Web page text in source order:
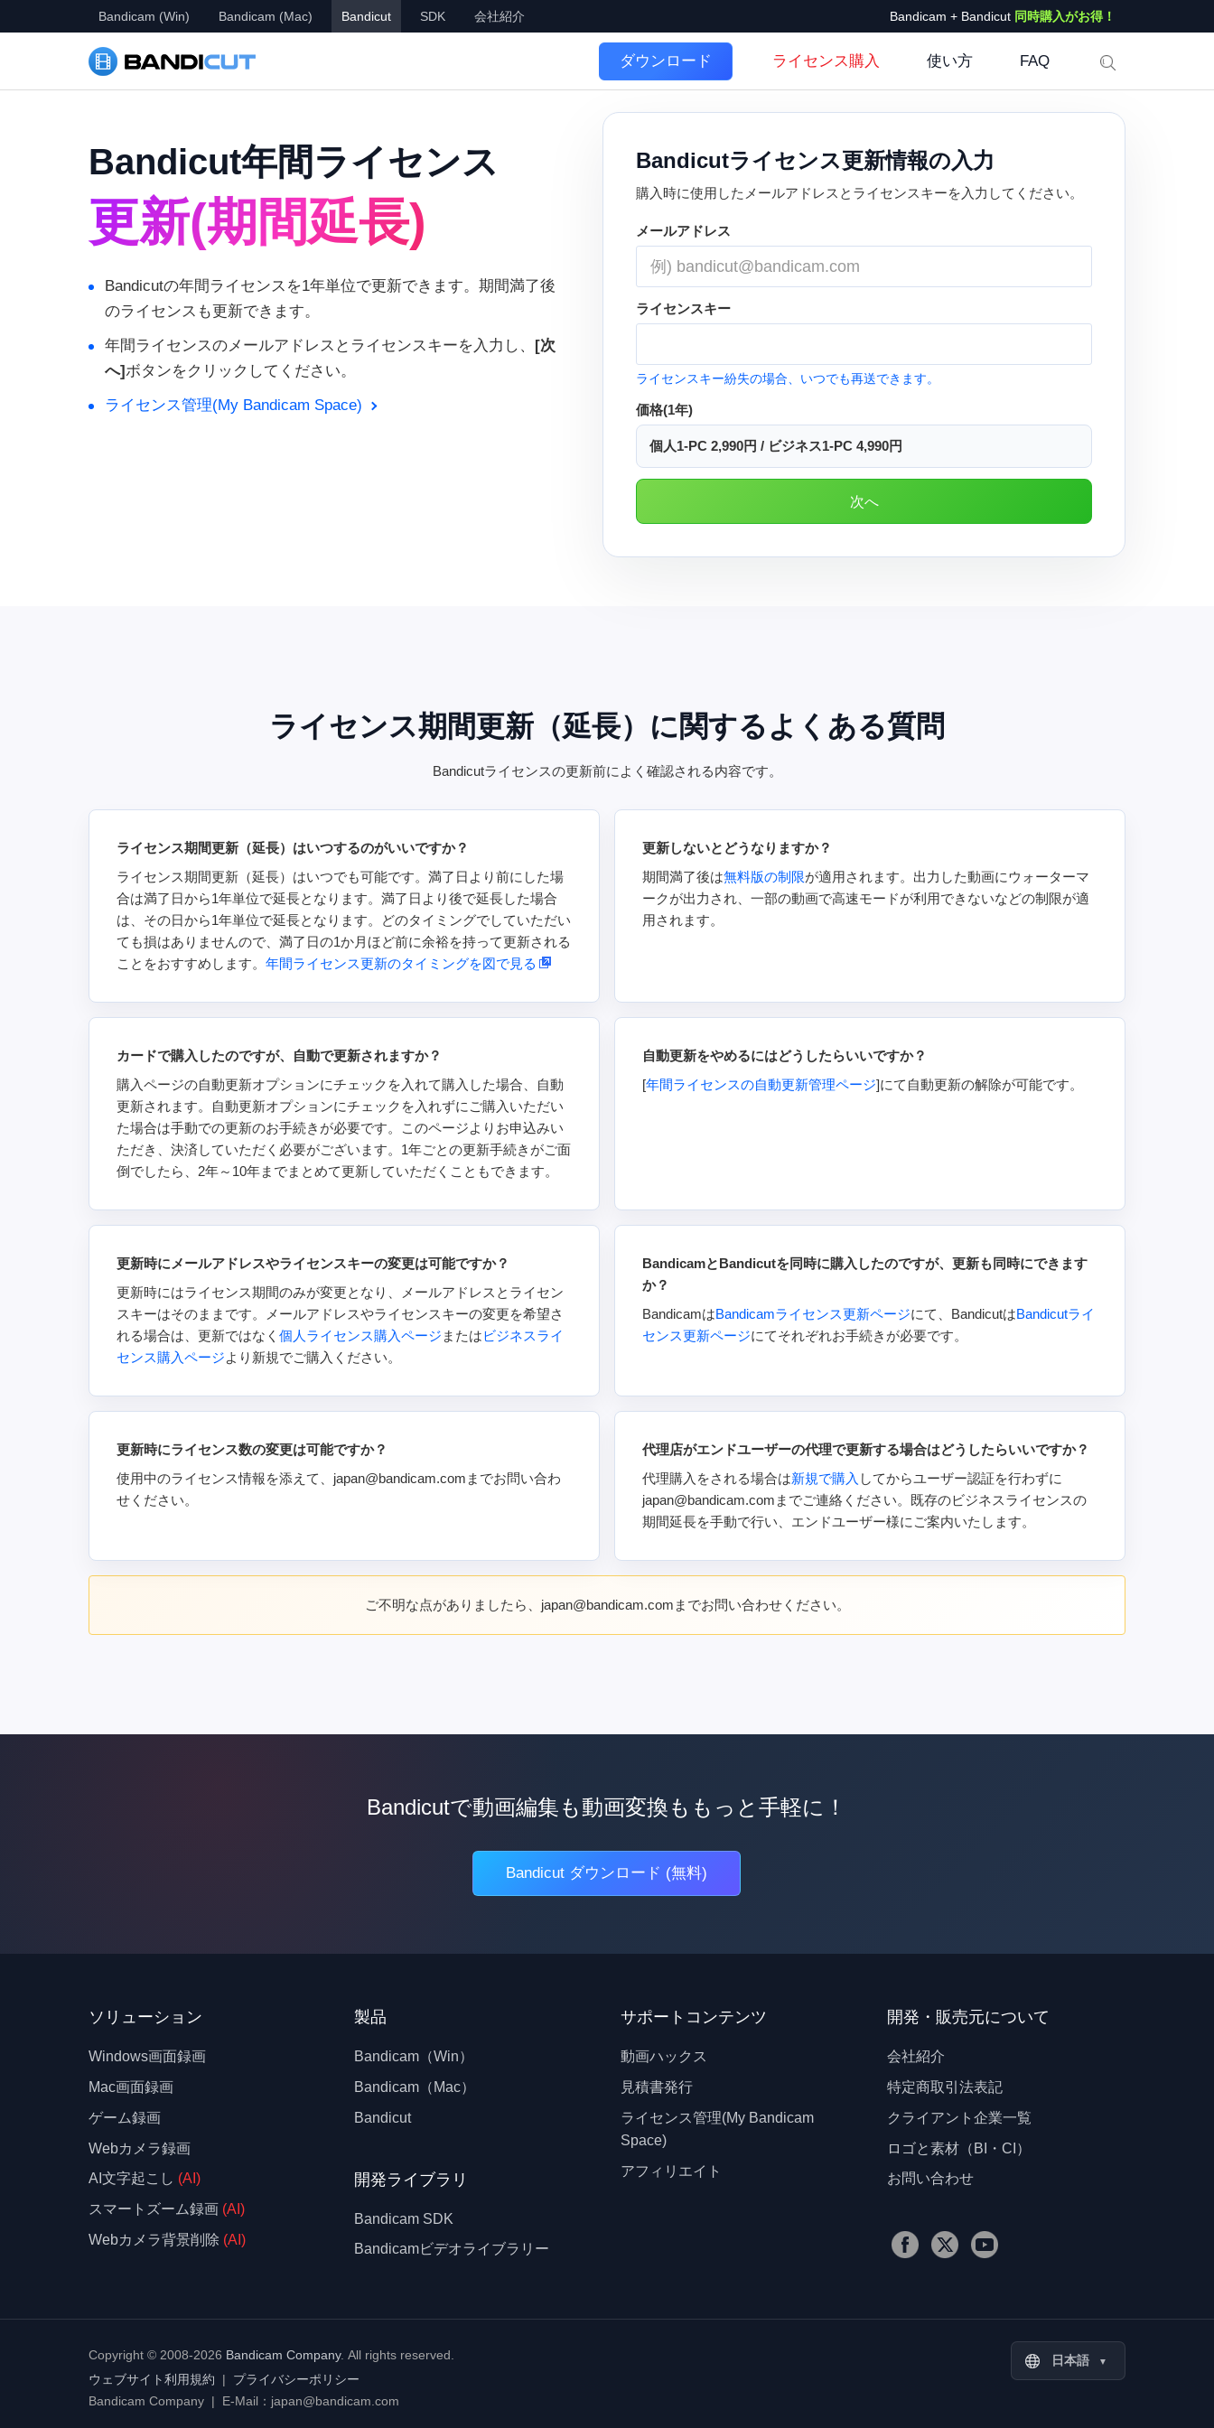
Bandicam (Win) Bandicam (Mac) Bandicut SDK 会社紹介 Bandicam + Bandicut 同時購入がお得！
ダウンロード ライセンス購入 使い方 FAQ
Bandicut年間ライセンス
更新(期間延長)
Bandicutの年間ライセンスを1年単位で更新できます。期間満了後
のライセンスも更新できます。
年間ライセンスのメールアドレスとライセンスキーを入力し、 [次
へ]ボタンをクリックしてください。
ライセンス管理(My Bandicam Space)
Bandicutライセンス更新情報の入力
購入時に使用したメールアドレスとライセンスキーを入力してください。
メールアドレス
ライセンスキー
ライセンスキー紛失の場合、いつでも再送できます。
価格(1年)
個人1-PC 2,990円 / ビジネス1-PC 4,990円
ライセンス期間更新（延長）に関するよくある質問
Bandicutライセンスの更新前によく確認される内容です。
ライセンス期間更新（延長）はいつするのがいいですか？
ライセンス期間更新（延長）はいつでも可能です。満了日より前にした場
合は満了日から1年単位で延長となります。満了日より後で延長した場合
は、その日から1年単位で延長となります。どのタイミングでしていただい
ても損はありませんので、満了日の1か月ほど前に余裕を持って更新される
ことをおすすめします。 年間ライセンス更新のタイミングを図で見る
更新しないとどうなりますか？
期間満了後は無料版の制限が適用されます。出力した動画にウォーターマ
ークが出力され、一部の動画で高速モードが利用できないなどの制限が適
用されます。
カードで購入したのですが、自動で更新されますか？
購入ページの自動更新オプションにチェックを入れて購入した場合、自動
更新されます。自動更新オプションにチェックを入れずにご購入いただい
た場合は手動での更新のお手続きが必要です。このページよりお申込みい
ただき、決済していただく必要がございます。1年ごとの更新手続きがご面
倒でしたら、2年～10年までまとめて更新していただくこともできます。
自動更新をやめるにはどうしたらいいですか？
[年間ライセンスの自動更新管理ページ]にて自動更新の解除が可能です。
更新時にメールアドレスやライセンスキーの変更は可能ですか？
更新時にはライセンス期間のみが変更となり、メールアドレスとライセン
スキーはそのままです。メールアドレスやライセンスキーの変更を希望さ
れる場合は、更新ではなく 個人ライセンス購入ページ またはビジネスライ
センス購入ページより新規でご購入ください。
BandicamとBandicutを同時に購入したのですが、更新も同時にできます
か？
BandicamはBandicamライセンス更新ページにて、BandicutはBandicutライ
センス更新ページにてそれぞれお手続きが必要です。
更新時にライセンス数の変更は可能ですか？
使用中のライセンス情報を添えて、japan@bandicam.comまでお問い合わ
せください。
代理店がエンドユーザーの代理で更新する場合はどうしたらいいですか？
代理購入をされる場合は新規で購入 してからユーザー認証を行わずに
japan@bandicam.comまでご連絡ください。既存のビジネスライセンスの
期間延長を手動で行い、エンドユーザー様にご案内いたします。
ご不明な点がありましたら、japan@bandicam.comまでお問い合わせください。
Bandicutで動画編集も動画変換ももっと手軽に！
Bandicut ダウンロード (無料)
ソリューション
Windows画面録画
Mac画面録画
ゲーム録画
Webカメラ録画
AI文字起こし (AI)
スマートズーム録画 (AI)
Webカメラ背景削除 (AI)
製品
Bandicam（Win）
Bandicam（Mac）
Bandicut
開発ライブラリ
Bandicam SDK
Bandicamビデオライブラリー
サポートコンテンツ
動画ハックス
見積書発行
ライセンス管理(My Bandicam
Space)
アフィリエイト
開発・販売元について
会社紹介
特定商取引法表記
クライアント企業一覧
ロゴと素材（BI・CI）
お問い合わせ
Copyright © 2008-2026 Bandicam Company. All rights reserved.
ウェブサイト利用規約 | プライバシーポリシー
Bandicam Company | E-Mail：japan@bandicam.com
日本語 ▼